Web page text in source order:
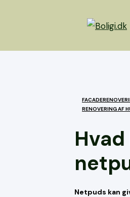
RENOVERING AF
Netpuds kan